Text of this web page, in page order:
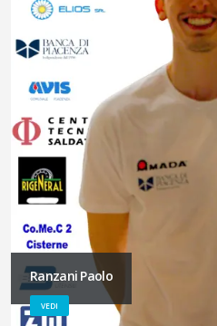
Ranzani Paolo
VEDI